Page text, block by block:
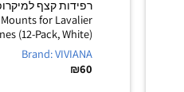
for Lavalier
(12-Pack, White)
Brand: VIVIANA
₪60